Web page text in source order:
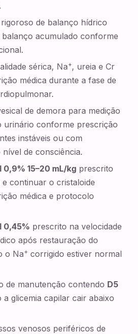
de balanço hídrico
acumulado conforme
sérica, Na+, ureia e Cr
médica durante a fase de
de demora para medição
urinário conforme prescrição
instáveis ou com
de consciência.
0,9% 15–20 mL/kg prescrito
continuar o cristaloide
médica e protocolo
0,45% prescrito na velocidade
após restauração do
o Na+ corrigido estiver normal
de manutenção contendo D5
glicemia capilar cair abaixo
venosos periféricos de